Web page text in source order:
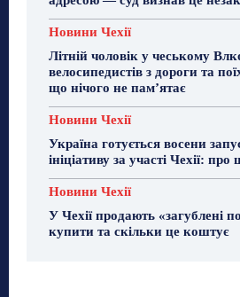
Новини Чехії
Літній чоловік у чеському
велосипедистів з дороги та
що нічого не пам’ятає
Новини Чехії
Україна готується восени
ініціативу за участі Чехії:
Новини Чехії
У Чехії продають «загублені
купити та скільки це коштує